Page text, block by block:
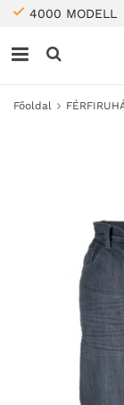
4000 MODELL
Főoldal